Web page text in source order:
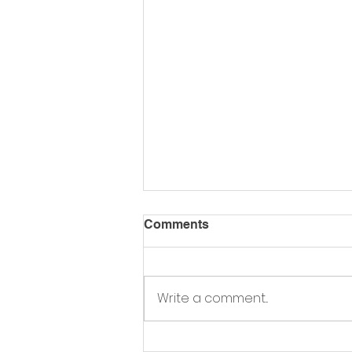
Comments
Write a comment...